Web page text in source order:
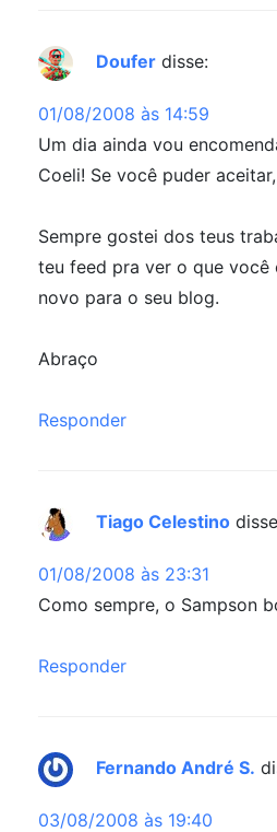
Doufer disse:
01/08/2008 às 14:59
Um dia ainda vou
Coeli! Se você puder
Sempre gostei dos teus
teu feed pra ver o que você
novo para o seu blog.
Abraço
Responder
Tiago Celestino
01/08/2008 às 23:31
Como sempre, o Sampson
Responder
Fernando André S.
03/08/2008 às 19:40